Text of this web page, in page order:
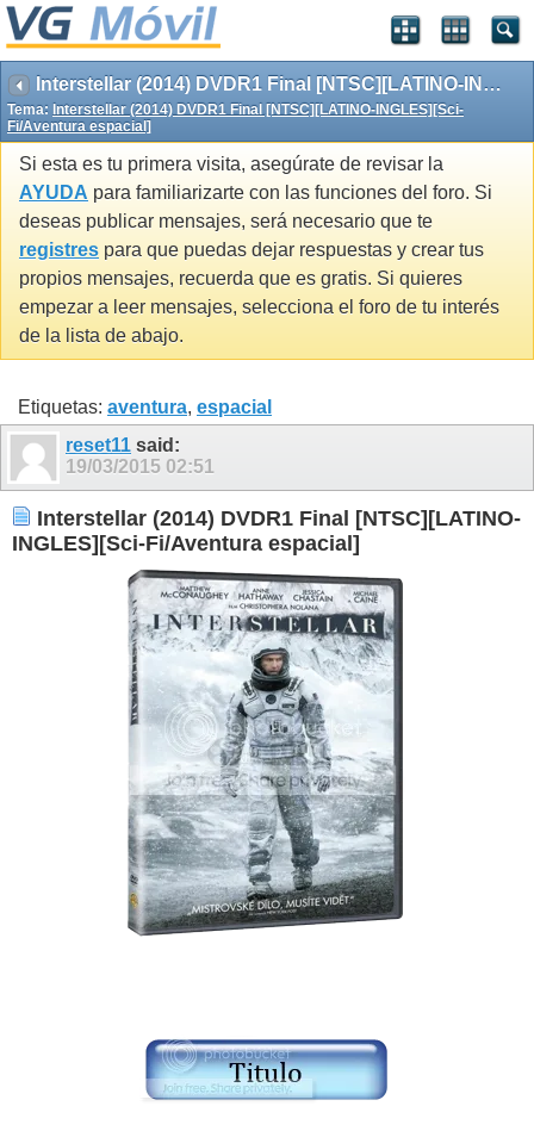
Interstellar (2014) DVDR1 Final [NTSC][LATINO-INGLES][Sci-Fi/Aventura espacial]
Tema: Interstellar (2014) DVDR1 Final [NTSC][LATINO-INGLES][Sci-
Fi/Aventura espacial]
Si esta es tu primera visita, asegúrate de revisar la
AYUDA para familiarizarte con las funciones del foro. Si
deseas publicar mensajes, será necesario que te
registres para que puedas dejar respuestas y crear tus
propios mensajes, recuerda que es gratis. Si quieres
empezar a leer mensajes, selecciona el foro de tu interés
de la lista de abajo.
Etiquetas: aventura, espacial
reset11 said:
19/03/2015 02:51
Interstellar (2014) DVDR1 Final [NTSC][LATINO-
INGLES][Sci-Fi/Aventura espacial]